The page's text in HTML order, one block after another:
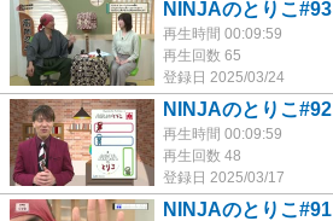
NINJAのとりこ#93
再生時間 00:09:59
再生回数 65
登録日 2025/03/24
NINJAのとりこ#92
再生時間 00:09:59
再生回数 48
登録日 2025/03/17
NINJAのとりこ#91